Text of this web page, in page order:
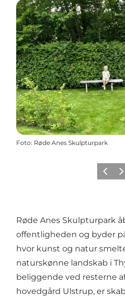
Foto: Røde Anes Skulpturpark
Forrige
Røde Anes Skulpturpark
offentligheden og byder
hvor kunst og natur
naturskønne landskab i
beliggende ved resterne
hovedgård Ulstrup, er